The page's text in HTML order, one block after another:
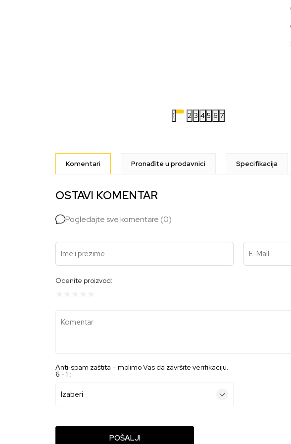
1 2 3 4 5 6 7
Komentari Pronađite u prodavnici Specifikacija
OSTAVI KOMENTAR
Pogledajte sve komentare (0)
Ime i prezime E-Mail
Ocenite proizvod:
Komentar
Anti‑spam zaštita – molimo Vas da završite verifikaciju.
6 - 1 :
POŠALJI